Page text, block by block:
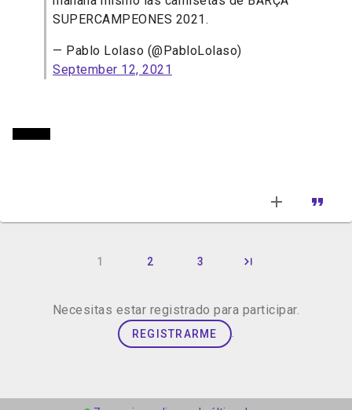
SUPERCAMPEONES 2021.
— Pablo Lolaso (@PabloLolaso)
September 12, 2021
1 2 3
Necesitas estar registrado para participar.
REGISTRARME .